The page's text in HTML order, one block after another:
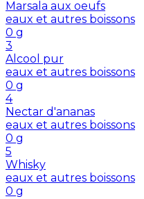
Marsala aux oeufs
eaux et autres boissons
0 g
3
Alcool pur
eaux et autres boissons
0 g
4
Nectar d'ananas
eaux et autres boissons
0 g
5
Whisky
eaux et autres boissons
0 g